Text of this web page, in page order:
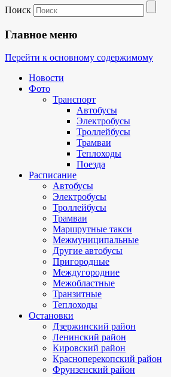
Поиск
Главное меню
Перейти к основному содержимому
Новости
Фото
Транспорт
Автобусы
Электробусы
Троллейбусы
Трамваи
Теплоходы
Поезда
Расписание
Автобусы
Электробусы
Троллейбусы
Трамваи
Маршрутные такси
Межмуниципальные
Другие автобусы
Пригородные
Междугородние
Межобластные
Транзитные
Теплоходы
Остановки
Дзержинский район
Ленинский район
Кировский район
Красноперекопский район
Фрунзенский район